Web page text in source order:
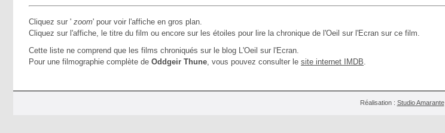
Cliquez sur ' zoom' pour voir l'affiche en gros plan.
Cliquez sur l'affiche, le titre du film ou encore sur les étoiles pour lire la chronique de l'Oeil sur l'Ecran sur ce film.
Cette liste ne comprend que les films chroniqués sur le blog L'Oeil sur l'Ecran.
Pour une filmographie complète de Oddgeir Thune, vous pouvez consulter le site internet IMDB.
Réalisation : Studio Amarante